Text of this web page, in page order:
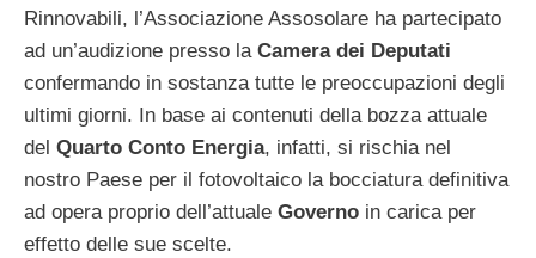
Rinnovabili, l’Associazione Assosolare ha partecipato
ad un’audizione presso la Camera dei Deputati
confermando in sostanza tutte le preoccupazioni degli
ultimi giorni. In base ai contenuti della bozza attuale
del Quarto Conto Energia, infatti, si rischia nel
nostro Paese per il fotovoltaico la bocciatura definitiva
ad opera proprio dell’attuale Governo in carica per
effetto delle sue scelte.